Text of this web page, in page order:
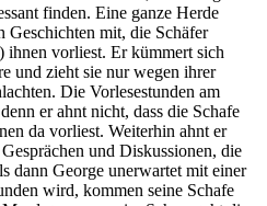
finden. Eine ganze Herde
Geschichten mit, die Schäfer
ihnen vorliest. Er kümmert sich
und zieht sie nur wegen ihrer
Die Vorlesestunden am
er ahnt nicht, dass die Schafe
da vorliest. Weiterhin ahnt er
und Diskussionen, die
dann George unerwartet mit einer
wird, kommen seine Schafe